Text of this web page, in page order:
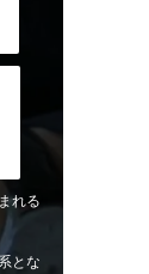
れる
とな